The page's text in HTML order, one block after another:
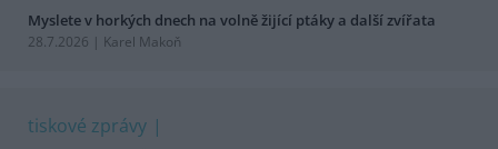
Myslete v horkých dnech na volně žijící ptáky a další zvířata
28.7.2026 | Karel Makoň
tiskové zprávy